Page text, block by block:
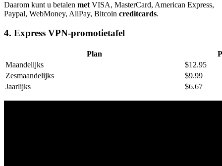
Daarom kunt u betalen met VISA, MasterCard, American Express,
Paypal, WebMoney, AliPay, Bitcoin creditcards.
4. Express VPN-promotietafel
Plan
Maandelijks
$12.95
Zesmaandelijks
$9.99
Jaarlijks
$6.67